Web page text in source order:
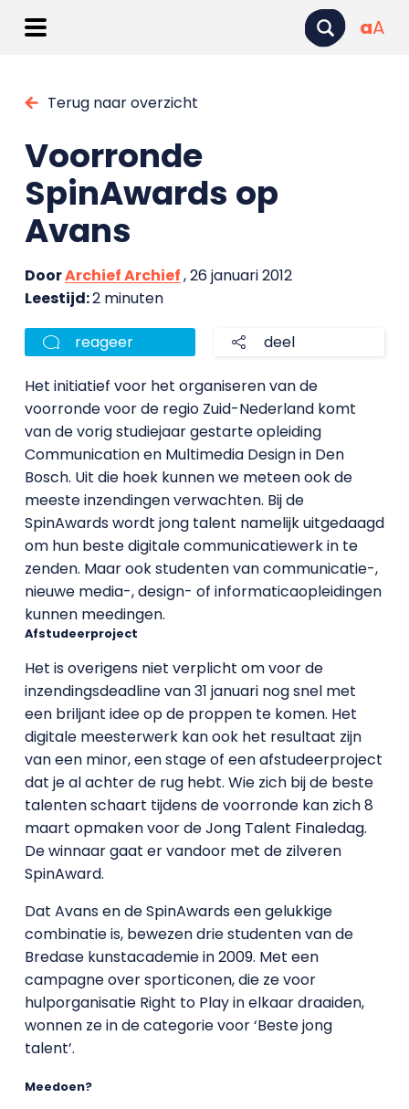
aA
Terug naar overzicht
Voorronde
SpinAwards op
Avans
DoorArchief Archief, 26 januari 2012
Leestijd:2 minuten
reageer deel
Het initiatief voor het organiseren van de
voorronde voor de regio Zuid-Nederland komt
van de vorig studiejaar gestarte opleiding
Communication en Multimedia Design in Den
Bosch. Uit die hoek kunnen we meteen ook de
meeste inzendingen verwachten. Bij de
SpinAwards wordt jong talent namelijk uitgedaagd
om hun beste digitale communicatiewerk in te
zenden. Maar ook studenten van communicatie-,
nieuwe media-, design- of informaticaopleidingen
kunnen meedingen.
Afstudeerproject
Het is overigens niet verplicht om voor de
inzendingsdeadline van 31 januari nog snel met
een briljant idee op de proppen te komen. Het
digitale meesterwerk kan ook het resultaat zijn
van een minor, een stage of een afstudeerproject
dat je al achter de rug hebt. Wie zich bij de beste
talenten schaart tijdens de voorronde kan zich 8
maart opmaken voor de Jong Talent Finaledag.
De winnaar gaat er vandoor met de zilveren
SpinAward.
Dat Avans en de SpinAwards een gelukkige
combinatie is, bewezen drie studenten van de
Bredase kunstacademie in 2009. Met een
campagne over sporticonen, die ze voor
hulporganisatie Right to Play in elkaar draaiden,
wonnen ze in de categorie voor ‘Beste jong
talent’.
Meedoen?